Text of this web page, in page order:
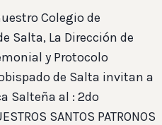
Colegio de
Salta, La Dirección de
y Protocolo
de Salta invitan a
Salteña al : 2do
SANTOS PATRONOS